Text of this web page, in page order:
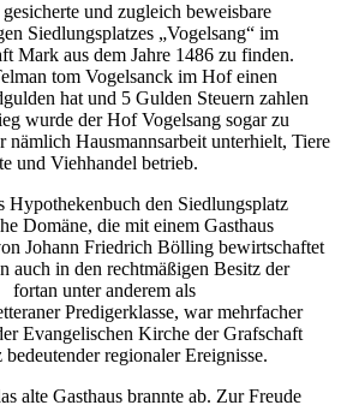
und zugleich beweisbare
Siedlungsplatzes „Vogelsang“ im
Mark aus dem Jahre 1486 zu finden.
tom Vogelsanck im Hof einen
hat und 5 Gulden Steuern zahlen
wurde der Hof Vogelsang sogar zu
nämlich Hausmannsarbeit unterhielt, Tiere
und Viehhandel betrieb.
Hypothekenbuch den Siedlungsplatz
Domäne, die mit einem Gasthaus
Johann Friedrich Bölling bewirtschaftet
auch in den rechtmäßigen Besitz der
unter anderem als
Predigerklasse, war mehrfacher
Evangelischen Kirche der Grafschaft
regionaler Ereignisse.
alte Gasthaus brannte ab. Zur Freude